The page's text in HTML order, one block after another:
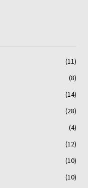
(11)
(8)
(14)
(28)
(4)
(12)
(10)
(10)